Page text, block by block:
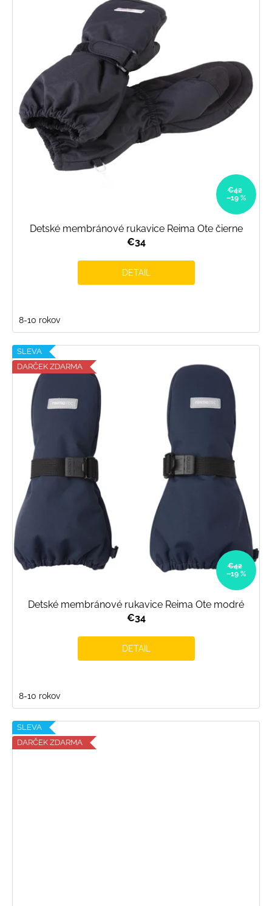
€42
–19 %
Detské membránové rukavice Reima Ote čierne
€34
DETAIL
8-10 rokov
SLEVA
DARČEK ZDARMA
€42
–19 %
Detské membránové rukavice Reima Ote modré
€34
DETAIL
8-10 rokov
SLEVA
DARČEK ZDARMA